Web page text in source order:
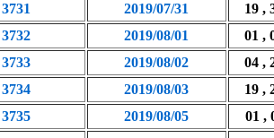
3731
2019/07/31
19 ,
3732
2019/08/01
01 ,
3733
2019/08/02
04 ,
3734
2019/08/03
19 ,
3735
2019/08/05
01 ,